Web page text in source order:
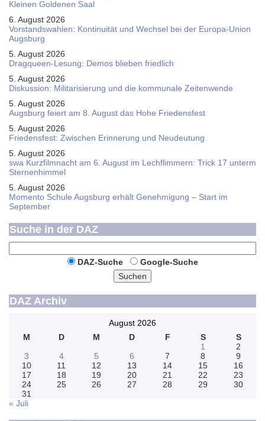
Kleinen Goldenen Saal
6. August 2026
Vorstandswahlen: Kontinuität und Wechsel bei der Europa-Union
Augsburg
5. August 2026
Dragqueen-Lesung: Demos blieben friedlich
5. August 2026
Diskussion: Mi­li­ta­ri­sie­rung und die kommunale Zeitenwende
5. August 2026
Augsburg feiert am 8. August das Hohe Friedensfest
5. August 2026
Friedensfest: Zwischen Erinnerung und Neudeutung
5. August 2026
swa Kurz­film­nacht am 6. August im Lech­flim­mern: Trick 17 unterm
Sternen­himmel
5. August 2026
Momento Schule Augsburg erhält Genehmigung – Start im
September
Suche in der DAZ
DAZ-Suche
Google-Suche
Suchen
DAZ Archiv
August 2026
M
D M D F S
S
1
2
3
4 5 6 7 8
9
10
11 12 13 14 15
16
17
18 19 20 21 22
23
24
25 26 27 28 29
30
31
« Juli